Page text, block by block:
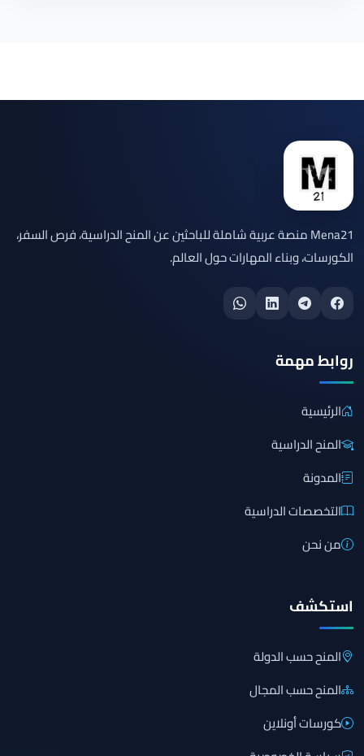
Mena21 منصة عربية شاملة للباحثين عن المنح الدراسية، فرص السفر،
الكورسات، وبناء المهارات حول العالم.
روابط مهمة
الرئيسية
المنح الدراسية
المدونة
التخصصات الدراسية
من نحن
استكشف
المنح حسب الدولة
المنح حسب المجال
كورسات أونلاين